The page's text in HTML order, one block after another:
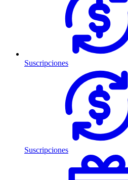
Suscripciones
Suscripciones